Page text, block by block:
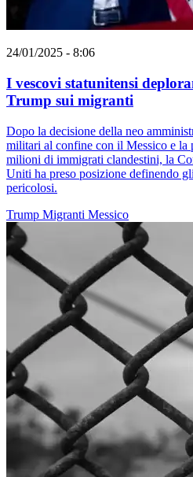
24/01/2025 - 8:06
I vescovi statunitensi
Trump sui migranti
Dopo la decisione della neo
militari al confine con il Messico e la
milioni di immigrati clandestini, la
Uniti ha preso posizione definendo
pericolosi.
Trump Migranti Messico